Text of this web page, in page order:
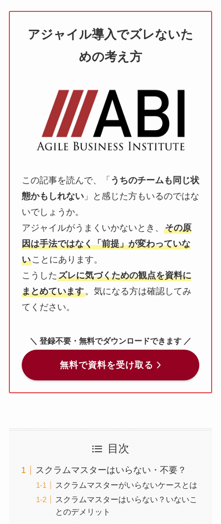
アジャイル導入でズレないた
めの考え方
この記事を読んで、「 うちのチームも同じ状
態かもしれない」と感じた方もいるのではな
いでしょうか。
アジャイルがうまくいかないとき、 その原
因は手法ではなく「前提」が変わっていな
いことにあります。
こうしたズレに気づくための観点を資料に
まとめています。気になる方は確認してみ
てください。
＼ 登録不要・無料でダウンロードできます ／
無料で資料を受け取る
目次
スクラムマスターはいらない・不要？
スクラムマスターがいらないケースとは
スクラムマスターはいらない？いないこ
とのデメリット